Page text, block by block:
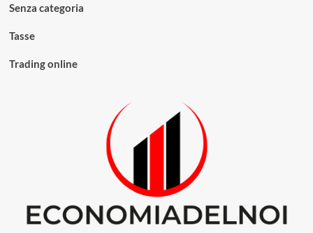
Senza categoria
Tasse
Trading online